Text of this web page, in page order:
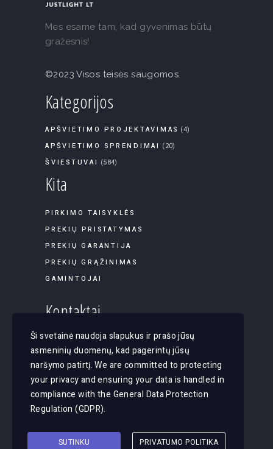
Mes esame tam, kad gyvenimas būtų
gražesnis!
©2023 Visos teisės saugomos.
Kategorijos
APŠVIETIMO PROJEKTAVIMAS (4)
APŠVIETIMO SPRENDIMAI (20)
ŠVIESTUVAI (584)
Kita
PIRKIMO TAISYKLĖS
PREKIŲ PRISTATYMAS
PREKIŲ GARANTIJA
PREKIŲ GRĄŽINIMAS
GAMINTOJAI
Kontaktai
Panerių g. 45B-9, LT-03202, Vilnius
El. paštas: apsvietimas@justlight.lt
Tel. +370 655 29065
Ši svetainė naudoja slapukus ir prašo jūsų
asmeninių duomenų, kad pagerintų jūsų
naršymo patirtį. We are committed to protecting
your privacy and ensuring your data is handled in
compliance with the General Data Protection
Regulation (GDPR).
SUTINKU PRIVATUMO POLITIKA